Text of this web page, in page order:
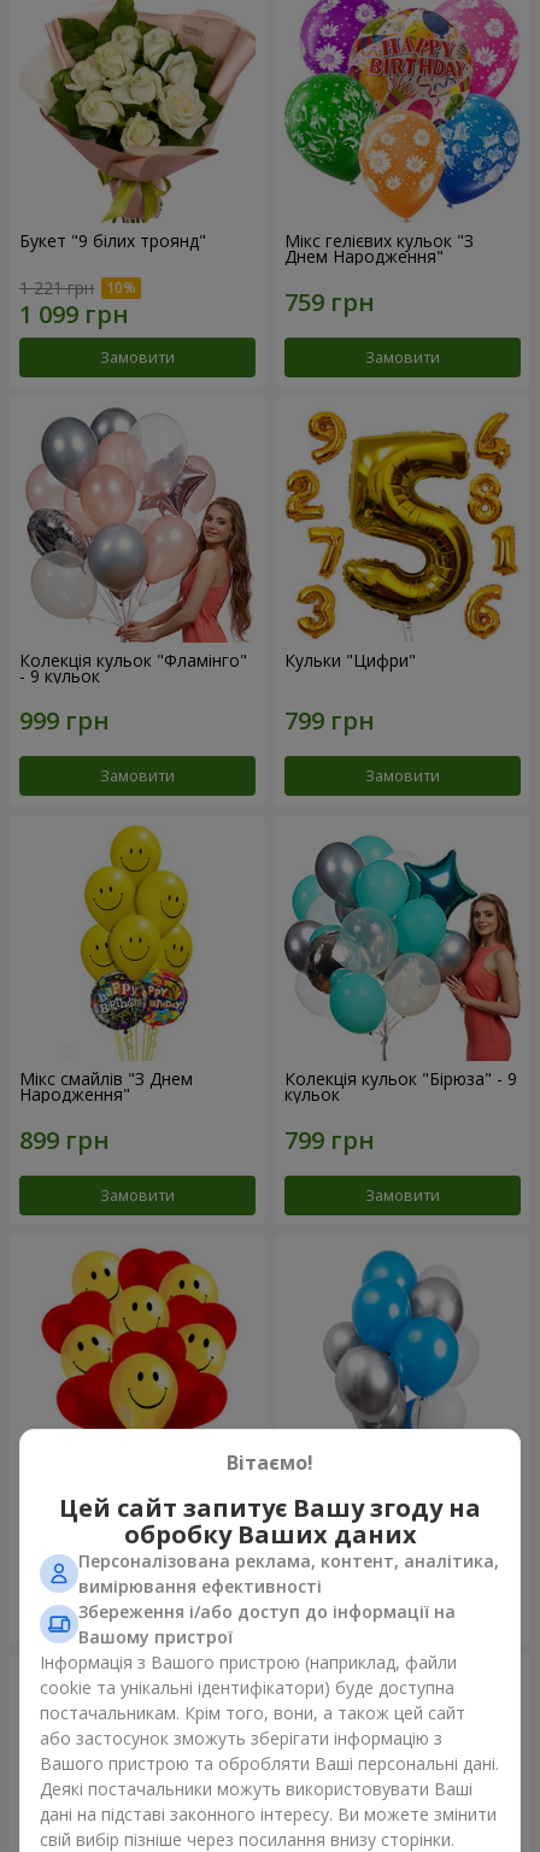
Букет "9 білих троянд"
1 221 грн
Замовити
Мікс гелієвих кульок "З
Днем Народження"
Замовити
Колекція кульок "Фламінго"
- 9 кульок
Замовити
Кульки "Цифри"
Замовити
Мікс смайлів "З Днем
Народження"
Замовити
Колекція кульок "Бірюза" - 9
кульок
Замовити
11 жовтих смайликів і
червоних сердець
Замовити
Фонтан куль "Небо"
Замовити
Вітаємо!
Цей сайт запитує Вашу згоду на
обробку Ваших даних
Персоналізована реклама, контент, аналітика,
вимірювання ефективності
Збереження і/або доступ до інформації на
Вашому пристрої
Інформація з Вашого пристрою (наприклад, файли
cookie та унікальні ідентифікатори) буде доступна
постачальникам. Крім того, вони, а також цей сайт
або застосунок зможуть зберігати інформацію з
Вашого пристрою та обробляти Ваші персональні дані.
Деякі постачальники можуть використовувати Ваші
дані на підставі законного інтересу. Ви можете змінити
свій вибір пізніше через посилання внизу сторінки.